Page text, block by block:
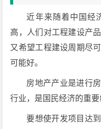
近年来随着中国经
高，人们对工程建设产
又希望工程建设周期尽
可能好。
房地产产业是进行
行业，是国民经济的重要
要想使开发项目达